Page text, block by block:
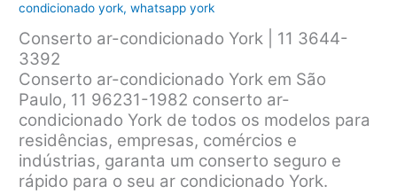
condicionado york,whatsapp york
Conserto ar-condicionado York | 11 3644-
3392
Conserto ar-condicionado York em São
Paulo, 11 96231-1982 conserto ar-
condicionado York de todos os modelos para
residências, empresas, comércios e
indústrias, garanta um conserto seguro e
rápido para o seu ar condicionado York.